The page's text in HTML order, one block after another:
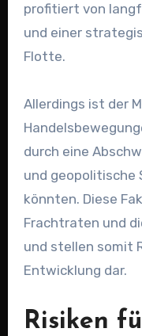
profitiert von
und einer
Flotte.
Allerdings ist der
durch eine
und geopolitische
könnten. Diese
Frachtraten und
und stellen somit
Entwicklung dar.
Risiken